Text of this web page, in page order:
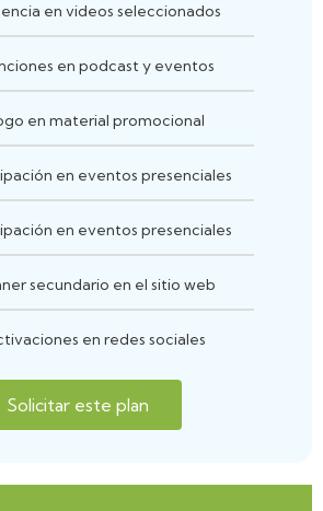
en videos seleccionados
en podcast y eventos
en material promocional
en eventos presenciales
en eventos presenciales
secundario en el sitio web
en redes sociales
Solicitar este plan